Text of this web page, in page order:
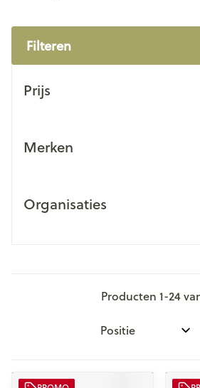
Filteren
Prijs
Merken
Organisaties
Producten 1-24
Sorteer op: